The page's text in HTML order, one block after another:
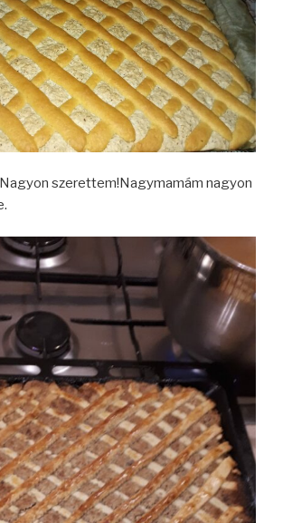
Nagyon szerettem!Nagymamám nagyon